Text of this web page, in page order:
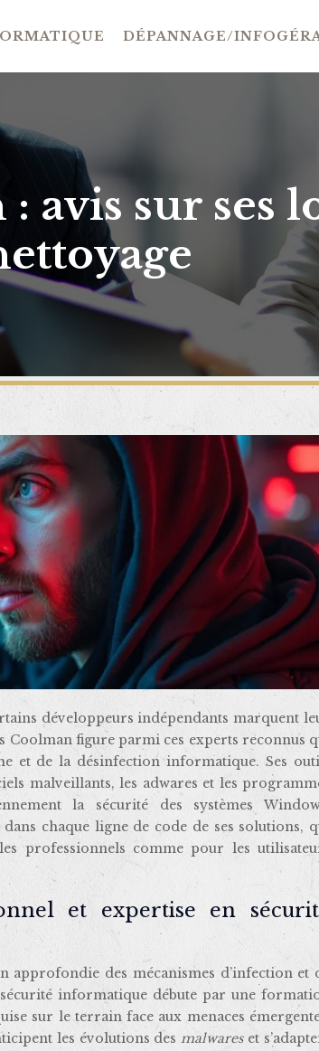
DÉPANNAGE/
avis sur ses
Coolman figure parmi ces experts reconnus
et de la désinfection informatique. Ses
malveillants, les adwares et les
la sécurité des systèmes
chaque ligne de code de ses solutions,
professionnels comme pour les
et expertise en
des mécanismes d’infection et
informatique débute par une
sur le terrain face aux menaces
les évolutions desmalwares et